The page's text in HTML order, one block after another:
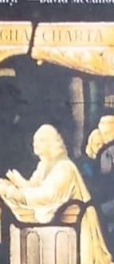
ANTROPOLOGIJA
PSIHOLOGIJA,